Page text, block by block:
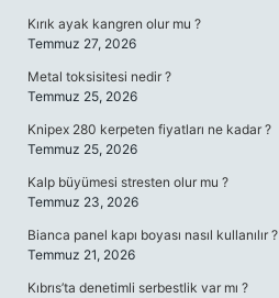
Kırık ayak kangren olur mu ?
Temmuz 27, 2026
Metal toksisitesi nedir ?
Temmuz 25, 2026
Knipex 280 kerpeten fiyatları ne kadar ?
Temmuz 25, 2026
Kalp büyümesi stresten olur mu ?
Temmuz 23, 2026
Bianca panel kapı boyası nasıl kullanılır ?
Temmuz 21, 2026
Kıbrıs’ta denetimli serbestlik var mı ?